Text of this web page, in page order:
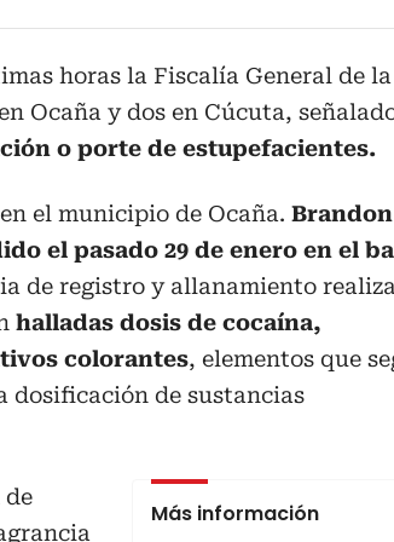
horas la Fiscalía General de la
Ocaña y dos en Cúcuta,
o porte de estupefacientes.
el municipio de Ocaña. Brandon
el pasado 29 de enero en el
de registro y allanamiento
halladas dosis de cocaína,
colorantes, elementos que
dosificación de sustancias
Más información
de